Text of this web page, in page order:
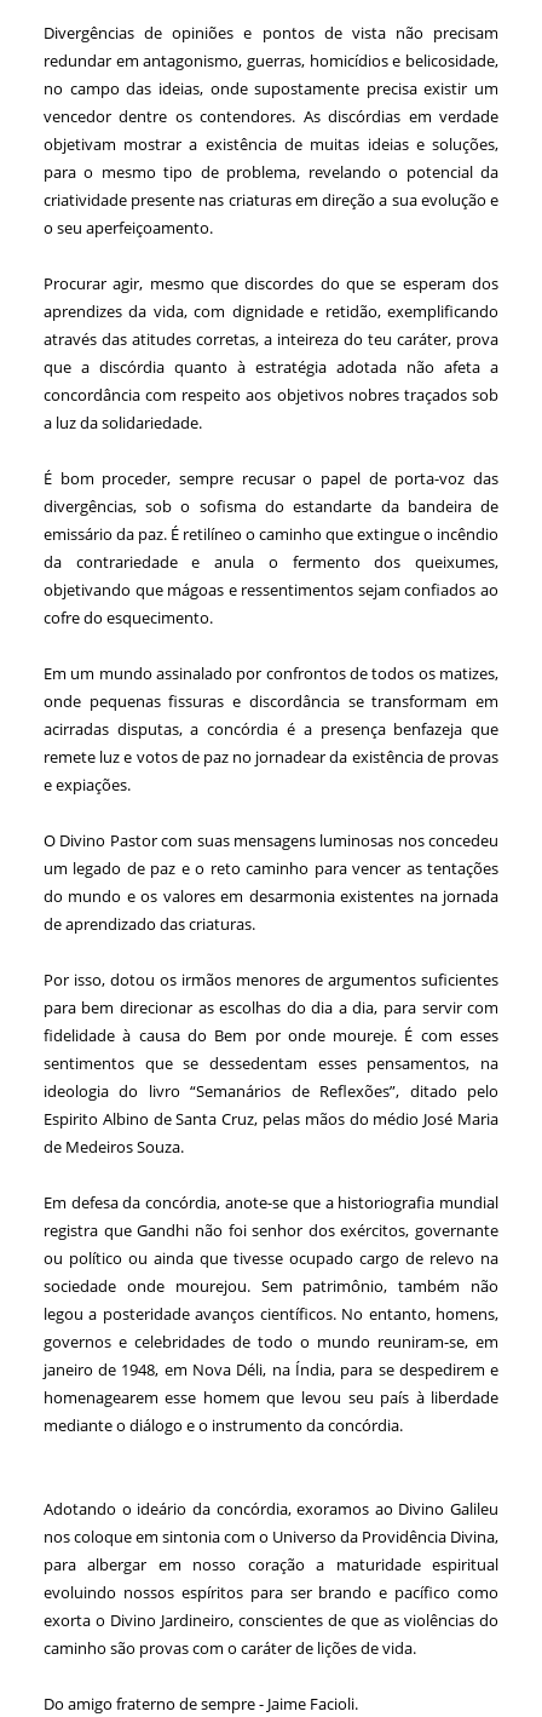
Divergências de opiniões e pontos de vista não precisam
redundar em antagonismo, guerras, homicídios e belicosidade,
no campo das ideias, onde supostamente precisa existir um
vencedor dentre os contendores. As discórdias em verdade
objetivam mostrar a existência de muitas ideias e soluções,
para o mesmo tipo de problema, revelando o potencial da
criatividade presente nas criaturas em direção a sua evolução e
o seu aperfeiçoamento.
Procurar agir, mesmo que discordes do que se esperam dos
aprendizes da vida, com dignidade e retidão, exemplificando
através das atitudes corretas, a inteireza do teu caráter, prova
que a discórdia quanto à estratégia adotada não afeta a
concordância com respeito aos objetivos nobres traçados sob
a luz da solidariedade.
É bom proceder, sempre recusar o papel de porta-voz das
divergências, sob o sofisma do estandarte da bandeira de
emissário da paz. É retilíneo o caminho que extingue o incêndio
da contrariedade e anula o fermento dos queixumes,
objetivando que mágoas e ressentimentos sejam confiados ao
cofre do esquecimento.
Em um mundo assinalado por confrontos de todos os matizes,
onde pequenas fissuras e discordância se transformam em
acirradas disputas, a concórdia é a presença benfazeja que
remete luz e votos de paz no jornadear da existência de provas
e expiações.
O Divino Pastor com suas mensagens luminosas nos concedeu
um legado de paz e o reto caminho para vencer as tentações
do mundo e os valores em desarmonia existentes na jornada
de aprendizado das criaturas.
Por isso, dotou os irmãos menores de argumentos suficientes
para bem direcionar as escolhas do dia a dia, para servir com
fidelidade à causa do Bem por onde moureje. É com esses
sentimentos que se dessedentam esses pensamentos, na
ideologia do livro “Semanários de Reflexões”, ditado pelo
Espirito Albino de Santa Cruz, pelas mãos do médio José Maria
de Medeiros Souza.
Em defesa da concórdia, anote-se que a historiografia mundial
registra que Gandhi não foi senhor dos exércitos, governante
ou político ou ainda que tivesse ocupado cargo de relevo na
sociedade onde mourejou. Sem patrimônio, também não
legou a posteridade avanços científicos. No entanto, homens,
governos e celebridades de todo o mundo reuniram-se, em
janeiro de 1948, em Nova Déli, na Índia, para se despedirem e
homenagearem esse homem que levou seu país à liberdade
mediante o diálogo e o instrumento da concórdia.
Adotando o ideário da concórdia, exoramos ao Divino Galileu
nos coloque em sintonia com o Universo da Providência Divina,
para albergar em nosso coração a maturidade espiritual
evoluindo nossos espíritos para ser brando e pacífico como
exorta o Divino Jardineiro, conscientes de que as violências do
caminho são provas com o caráter de lições de vida.
Do amigo fraterno de sempre - Jaime Facioli.